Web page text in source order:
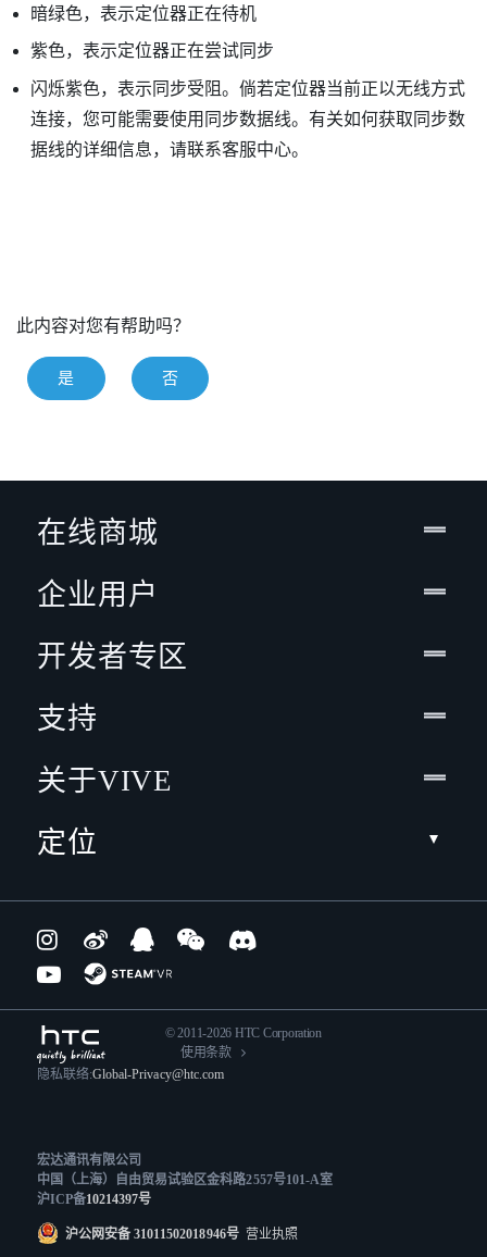
暗绿色，表示定位器正在待机
紫色，表示定位器正在尝试同步
闪烁紫色，表示同步受阻。倘若定位器当前正以无线方式
连接，您可能需要使用同步数据线。有关如何获取同步数
据线的详细信息，请联系客服中心。
此内容对您有帮助吗？
是 否
在线商城
企业用户
开发者专区
支持
关于VIVE
定位
© 2011-2026 HTC Corporation
使用条款
隐私联络:Global-Privacy@htc.com
宏达通讯有限公司
中国（上海）自由贸易试验区金科路2557号101-A室
沪ICP备10214397号
沪公网安备 31011502018946号营业执照